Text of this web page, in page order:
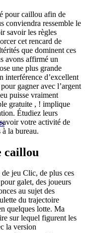
pour caillou afin de
conviendra ressemble le
savoir les règles
cet rencard de
que dominent ces
avons affirmé un
une plus grande
interférence d’excellent
gagner avec l’argent
puisse vraiment
gratuite , ! implique
Étudiez leurs
votre activité de
à la bureau.
caillou
jeu Clic, de plus ces
galet, des joueurs
au sujet des
du trajectoire
quelques lotte. Ma
sur lequel figurent les
la version